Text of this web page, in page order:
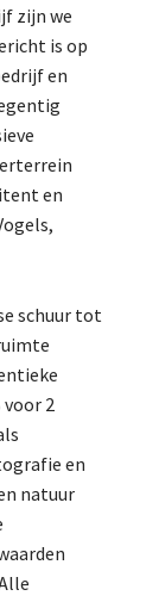
zijn we
is op
en
en
schuur tot
2
en
natuur